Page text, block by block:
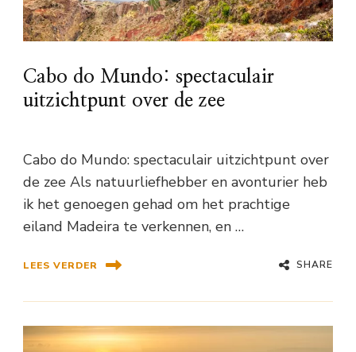
Cabo do Mundo: spectaculair
uitzichtpunt over de zee
Cabo do Mundo: spectaculair uitzichtpunt over
de zee Als natuurliefhebber en avonturier heb
ik het genoegen gehad om het prachtige
eiland Madeira te verkennen, en …
LEES VERDER SHARE